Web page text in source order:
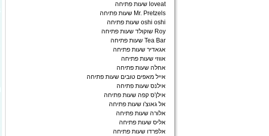
loveat שעות פתיחה
Mr. Pretzels שעות פתיחה
oshi oshi שעות פתיחה
Roy שוקולד שעות פתיחה
Tea Bar שעות פתיחה
אגאדיר שעות פתיחה
אווזי שעות פתיחה
אחלה שעות פתיחה
אייל מאפים טובים שעות פתיחה
אילנס שעות פתיחה
אילן'ס קפה שעות פתיחה
אל גאוצ'ו שעות פתיחה
אלורה שעות פתיחה
אליס שעות פתיחה
אלפרדו שעות פתיחה